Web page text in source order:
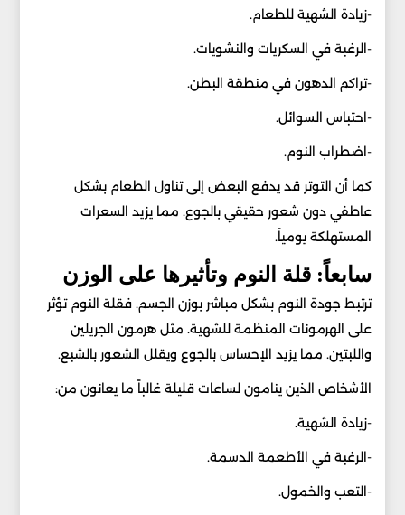
-زيادة الشهية للطعام.
-الرغبة في السكريات والنشويات.
-تراكم الدهون في منطقة البطن.
-احتباس السوائل.
-اضطراب النوم.
كما أن التوتر قد يدفع البعض إلى تناول الطعام بشكل
عاطفي دون شعور حقيقي بالجوع. مما يزيد السعرات
المستهلكة يومياً.
سابعاً: قلة النوم وتأثيرها على الوزن
ترتبط جودة النوم بشكل مباشر بوزن الجسم. فقلة النوم تؤثر
على الهرمونات المنظمة للشهية. مثل هرمون الجريلين
واللبتين. مما يزيد الإحساس بالجوع ويقلل الشعور بالشبع.
الأشخاص الذين ينامون لساعات قليلة غالباً ما يعانون من:
-زيادة الشهية.
-الرغبة في الأطعمة الدسمة.
-التعب والخمول.